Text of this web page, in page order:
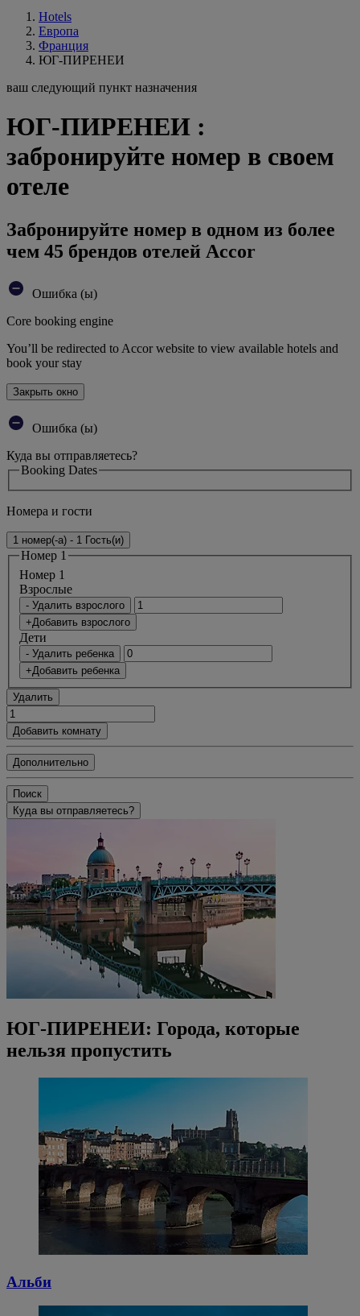
Hotels
Европа
Франция
ЮГ-ПИРЕНЕИ
ваш следующий пункт назначения
ЮГ-ПИРЕНЕИ :
забронируйте номер в своем
отеле
Забронируйте номер в одном из более
чем 45 брендов отелей Accor
Ошибка (ы)
Core booking engine
You’ll be redirected to Accor website to view available hotels and
book your stay
Закрыть окно
Ошибка (ы)
Куда вы отправляетесь?
Booking Dates
Номера и гости
1 номер(-а) - 1 Гость(и)
Номер 1
Номер 1
Bзрослые
- Удалить взрослого
+Добавить взрослого
Дети
- Удалить ребенка
+Добавить ребенка
Удалить
Добавить комнату
Дополнительно
Поиск
Куда вы отправляетесь?
ЮГ-ПИРЕНЕИ: Города, которые
нельзя пропустить
Альби